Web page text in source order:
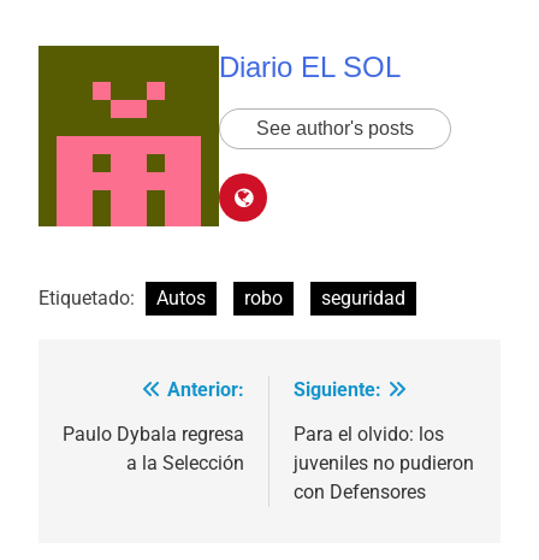
Diario EL SOL
See author's posts
Etiquetado: Autos robo seguridad
Navegación
de
Anterior:
Paulo Dybala regresa
a la Selección
Siguiente:
Para el olvido: los
juveniles no pudieron
con Defensores